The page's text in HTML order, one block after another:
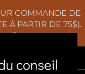
COMMANDE DE
À PARTIR DE 75$).